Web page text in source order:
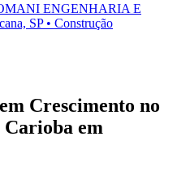
ENGENHARIA E
SP • Construção
Crescimento no
em